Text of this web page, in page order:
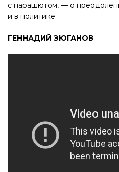
с парашютом, — о
и в политике.
ГЕННАДИЙ ЗЮГАНОВ